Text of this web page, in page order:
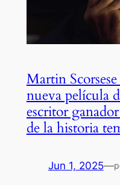
Martin
nueva película
escritor
de la historia
Jun 1, 2025—